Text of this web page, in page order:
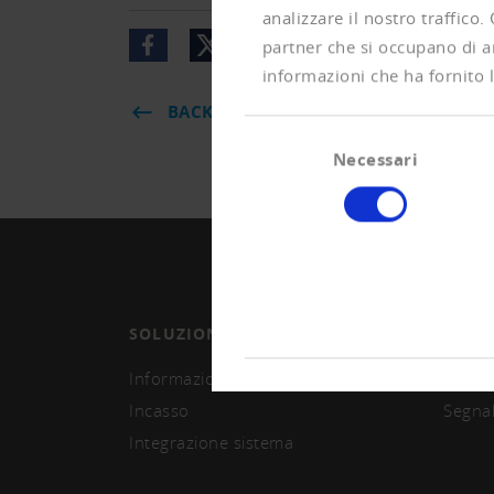
analizzare il nostro
partner che si occupano di
informazioni che ha fornito
Necessari
BACK
SOLUZIONI
Informazioni e monitoring
Incasso
Integrazione sistema